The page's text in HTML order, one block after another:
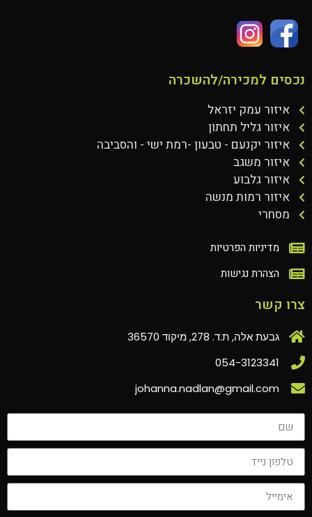
נכסים למכירה/להשכרה
איזור עמק יזראל
איזור גליל תחתון
איזור יקנעם - טבעון -רמת ישי - והסביבה
איזור משגב
איזור גלבוע
איזור רמות מנשה
מסחרי
מדיניות הפרטיות
הצהרת נגישות
צרו קשר
גבעת אלה, ת.ד. 278, מיקוד 36570
054-3123341
johanna.nadlan@gmail.com‏